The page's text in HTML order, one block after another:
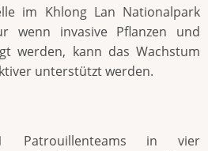
im Khlong Lan Nationalpark
wenn invasive Pflanzen und
werden, kann das Wachstum
unterstützt werden.
Patrouillenteams in vier